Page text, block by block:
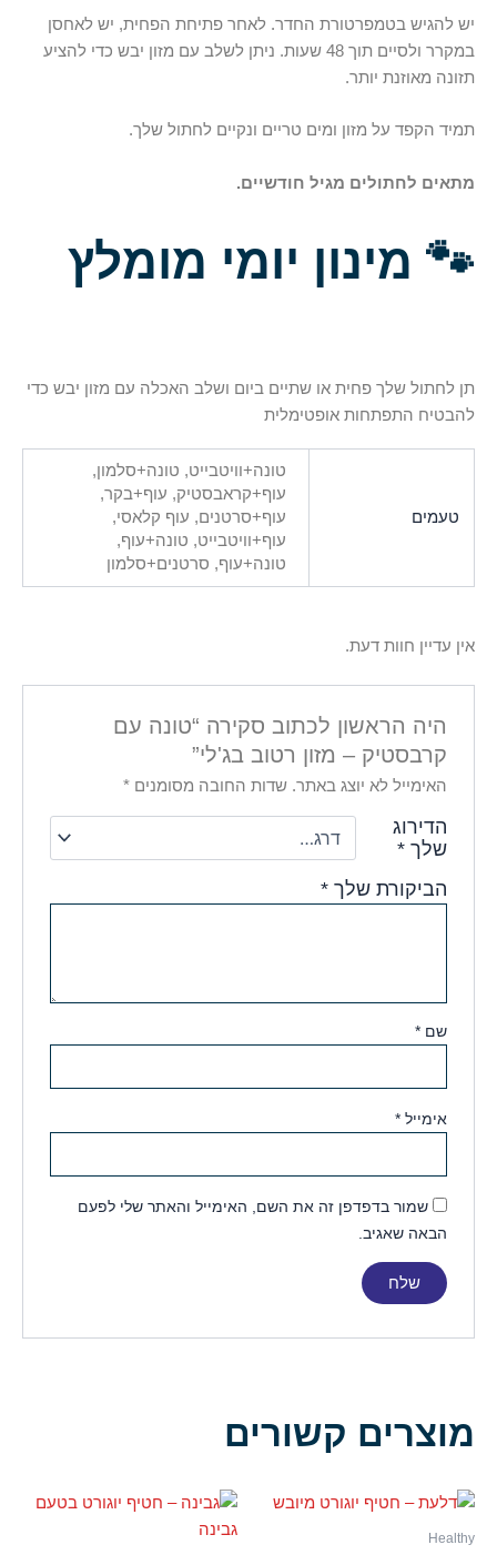
יש להגיש בטמפרטורת החדר. לאחר פתיחת הפחית, יש לאחסן
במקרר ולסיים תוך 48 שעות. ניתן לשלב עם מזון יבש כדי להציע
תזונה מאוזנת יותר.
תמיד הקפד על מזון ומים טריים ונקיים לחתול שלך.
מתאים לחתולים מגיל חודשיים.
🐾 מינון יומי מומלץ
תן לחתול שלך פחית או שתיים ביום ושלב האכלה עם מזון יבש כדי
להבטיח התפתחות אופטימלית
טעמים
טונה+וויטבייט, טונה+סלמון,
עוף+קראבסטיק, עוף+בקר,
עוף+סרטנים, עוף קלאסי,
עוף+וויטבייט, טונה+עוף,
טונה+עוף, סרטנים+סלמון
אין עדיין חוות דעת.
היה הראשון לכתוב סקירה “טונה עם
קרבסטיק – מזון רטוב בג'לי”
האימייל לא יוצג באתר. שדות החובה מסומנים*
הדירוג
שלך*
הביקורת שלך*
שם*
אימייל*
שמור בדפדפן זה את השם, האימייל והאתר שלי לפעם
הבאה שאגיב.
מוצרים קשורים
Healthy